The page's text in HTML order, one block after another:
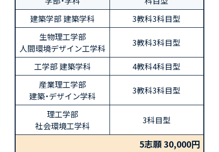
建築学部 建築学科
3教科3科目型
生物理工学部
人間環境デザイン工学科
3教科3科目型
工学部 建築学科
4教科4科目型
産業理工学部
建築・デザイン学科
3教科3科目型
理工学部
社会環境工学科
3科目型
5志願 30,000円